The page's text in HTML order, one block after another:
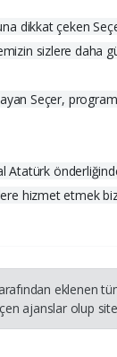
dikkat çeken
sizlere daha
Seçer,
hizmet etmek
eklenen
ajanslar olup